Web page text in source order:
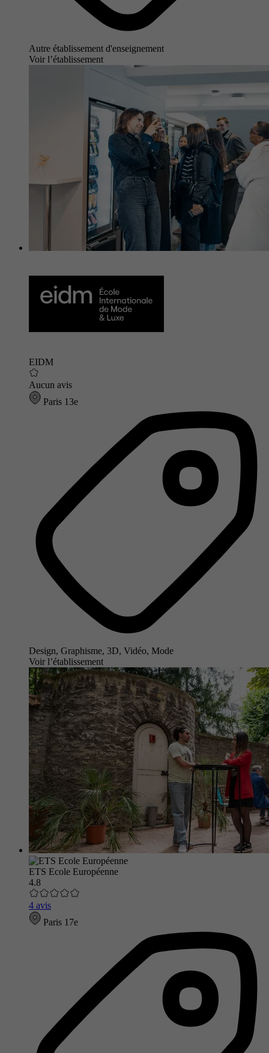
Autre établissement d'enseignement
Voir l’établissement
EIDM
Aucun avis
Paris 13e
Design, Graphisme, 3D, Vidéo, Mode
Voir l’établissement
ETS Ecole Européenne
4.8
4 avis
Paris 17e